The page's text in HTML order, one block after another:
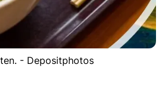
- Depositphotos